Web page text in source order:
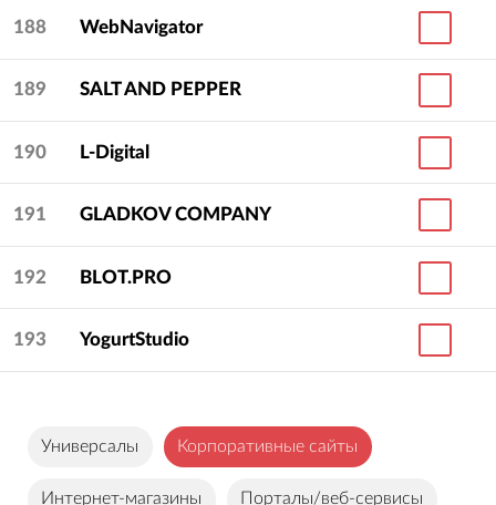
188 WebNavigator
189 SALT AND PEPPER
190 L-Digital
191 GLADKOV COMPANY
192 BLOT.PRO
193 YogurtStudio
Универсалы Корпоративные сайты
Интернет-магазины Порталы/веб-сервисы